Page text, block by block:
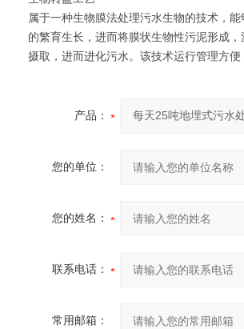
属于一种生物膜法处理污水生物的技术，
的繁育生长，进而将膜状生物性污泥形成
摄取，进而进化污水。该技术运行管理方
产品：
您的单位：
您的姓名：
联系电话：
常用邮箱：